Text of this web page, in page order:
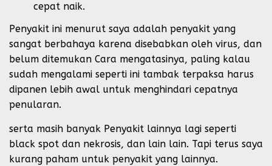
cepat naik.
Penyakit ini menurut saya adalah penyakit yang
sangat berbahaya karena disebabkan oleh virus, dan
belum ditemukan Cara mengatasinya, paling kalau
sudah mengalami seperti ini tambak terpaksa harus
dipanen lebih awal untuk menghindari cepatnya
penularan.
serta masih banyak Penyakit lainnya lagi seperti
black spot dan nekrosis, dan lain lain. Tapi terus saya
kurang paham untuk penyakit yang lainnya.